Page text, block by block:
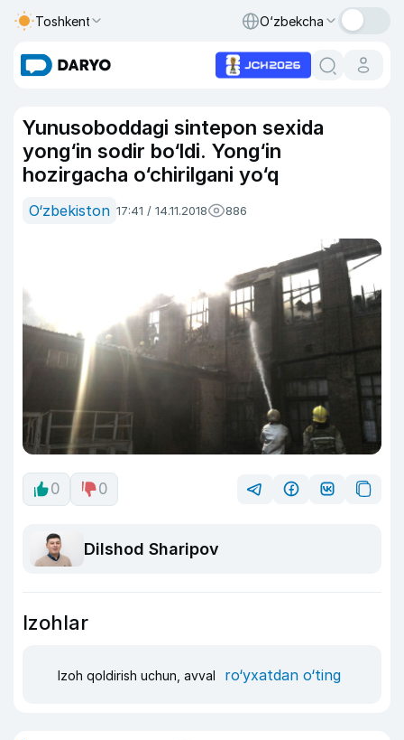
Toshkent O‘zbekcha
Yunusoboddagi sintepon sexida
yong‘in sodir bo‘ldi. Yong‘in
hozirgacha o‘chirilgani yo‘q
O‘zbekiston 17:41 / 14.11.2018 886
0 0
Dilshod Sharipov
Izohlar
Izoh qoldirish uchun, avval ro‘yxatdan o‘ting